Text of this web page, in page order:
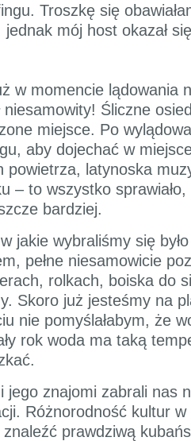
Troszkę się
mój host okazał
w momencie lądowania
Śliczne
miejsce. Po
aby dojechać w
powietrza, latynoska
– to wszystko
bardziej.
jakie wybraliśmy się
pełne niesamowicie
rolkach, boiska do
Skoro już jesteśmy na
nie pomyślałabym, że
rok woda ma taką
jego znajomi zabrali nas
Różnorodność kultur
prawdziwą